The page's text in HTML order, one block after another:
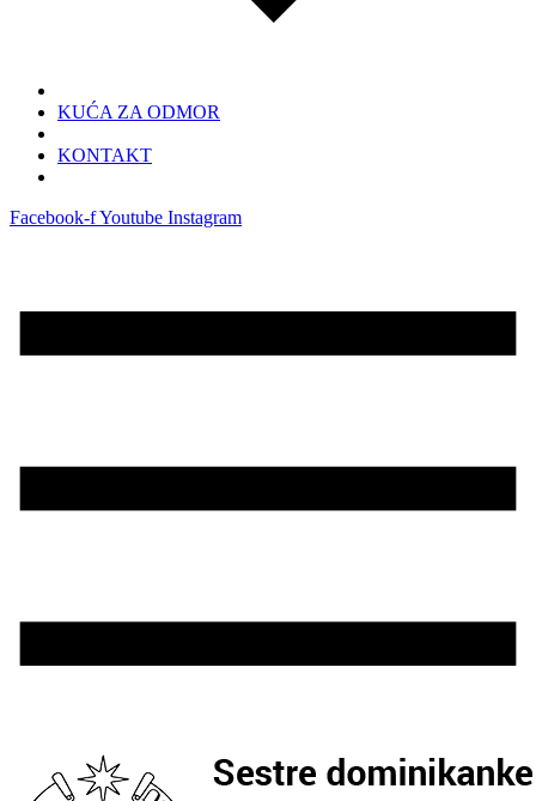
KUĆA ZA ODMOR
KONTAKT
Facebook-fYoutube Instagram